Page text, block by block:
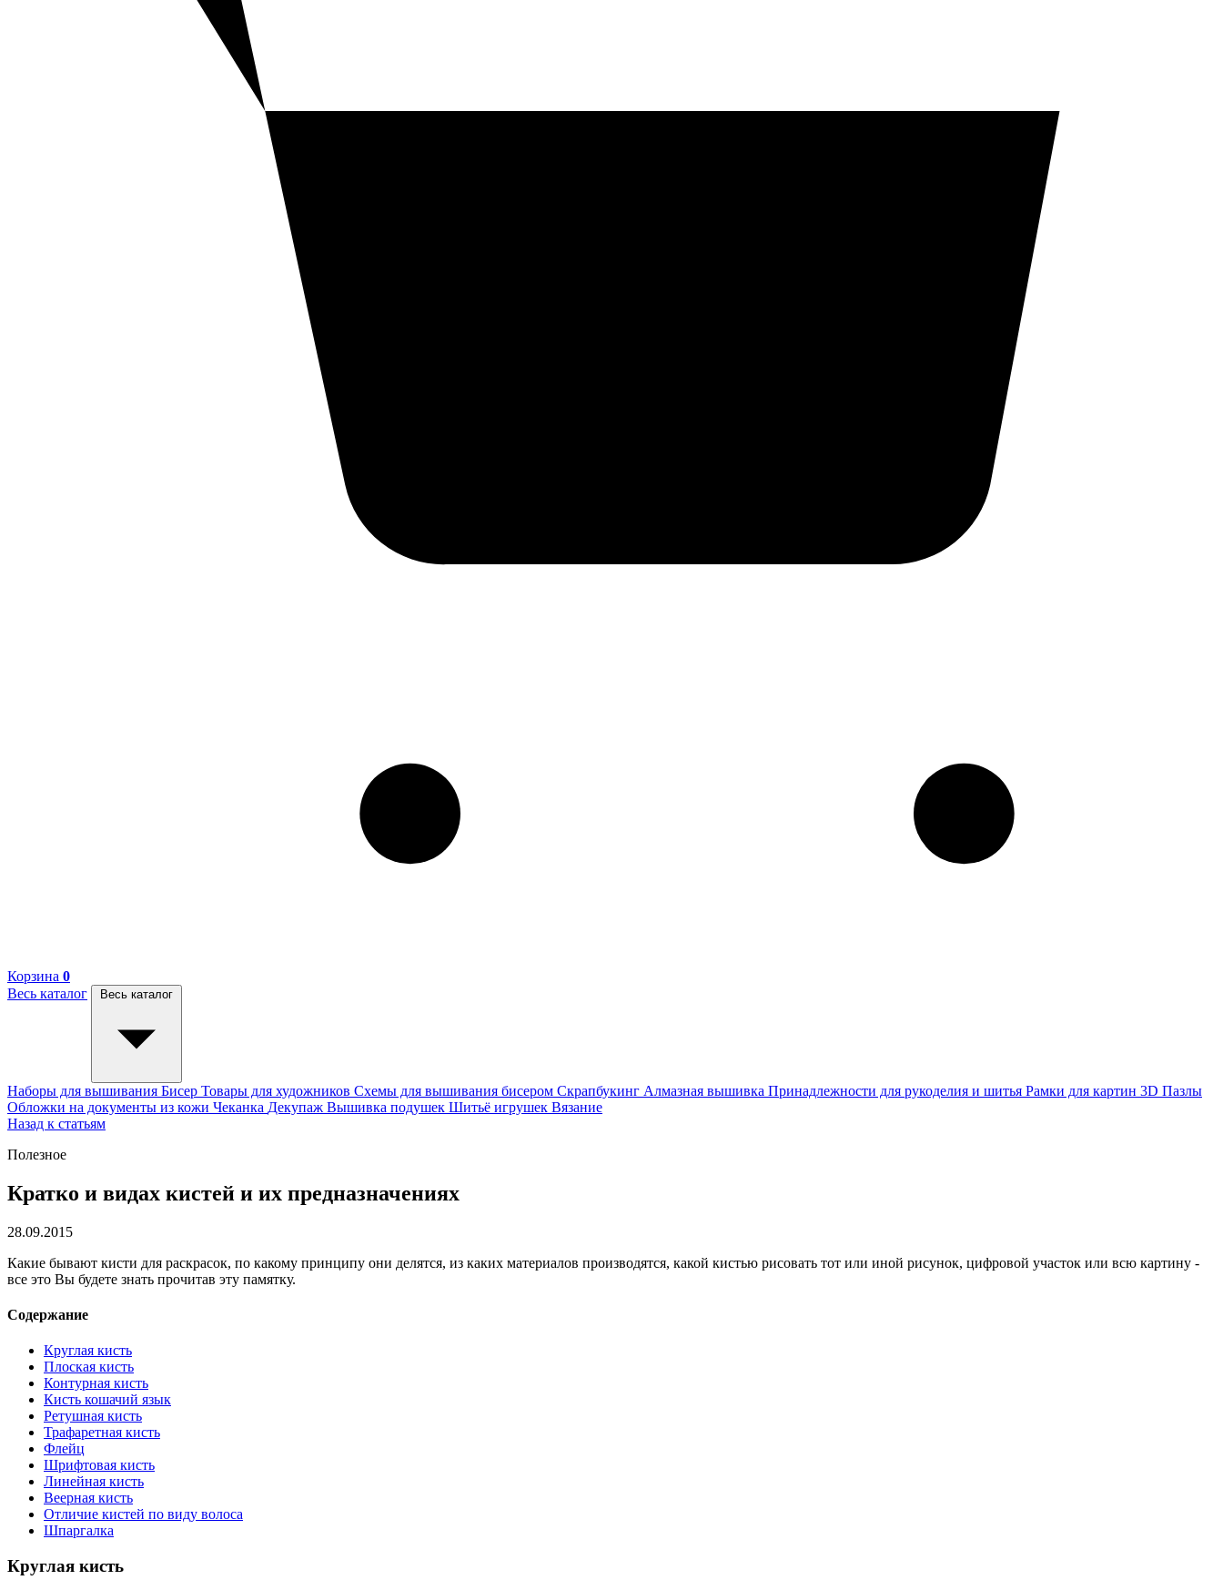
Корзина 0
Весь каталог
Весь каталог
Наборы для вышивания Бисер Товары для художников Схемы для вышивания бисером Скрапбукинг Алмазная вышивка Принадлежности для рукоделия и шитья Рамки для картин 3D Пазлы
Обложки на документы из кожи Чеканка Декупаж Вышивка подушек Шитьё игрушек Вязание
Назад к статьям
Полезное
Кратко и видах кистей и их предназначениях
28.09.2015
Какие бывают кисти для раскрасок, по какому принципу они делятся, из каких материалов производятся, какой кистью рисовать тот или иной рисунок, цифровой участок или всю картину -
все это Вы будете знать прочитав эту памятку.
Содержание
Круглая кисть
Плоская кисть
Контурная кисть
Кисть кошачий язык
Ретушная кисть
Трафаретная кисть
Флейц
Шрифтовая кисть
Линейная кисть
Веерная кисть
Отличие кистей по виду волоса
Шпаргалка
Круглая кисть